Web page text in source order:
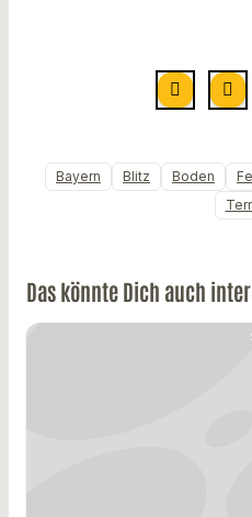
Bayern Blitz Boden
Das könnte Dich auch